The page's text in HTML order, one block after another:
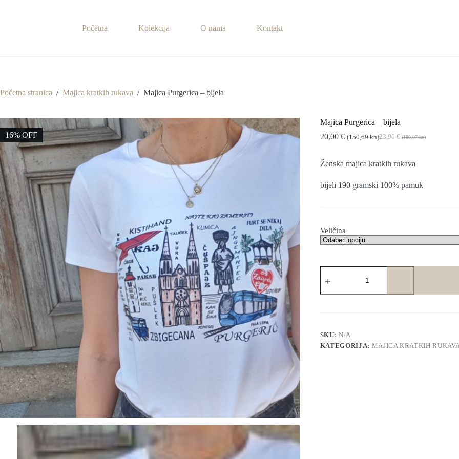
Početna Kolekcija O nama Kontakt
Početna stranica / Majica kratkih rukava / Majica Purgerica – bijela
16% OFF
Majica Purgerica – bijela
23,90€ (180,07 kn)
Izvorna
bila
je:
(180,07
20,00 € (150,69 kn)Trenutna
20,00 €
kn).
Ženska majica kratkih rukava
bijeli 190 gramski 100% pamuk
Veličina
Purgerica
bijela
SKU:N/A
KATEGORIJA: MAJICA KRATKIH